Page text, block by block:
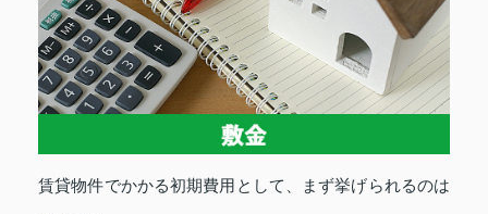
賃貸物件でかかる初期費用として、まず挙げられるのは